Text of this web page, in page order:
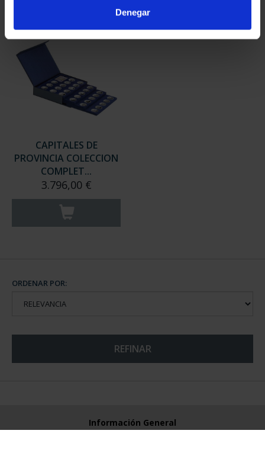
Denegar
CAPITALES DE
PROVINCIA COLECCION
COMPLET...
3.796,00 €
ORDENAR POR:
REFINAR
Información General